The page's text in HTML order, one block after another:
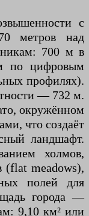
с
метров над
700 м в
по цифровым
профилях).
— 732 м.
окружённом
что создаёт
ландшафт.
холмов,
(flat meadows),
полей для
города —
9,10 км² или